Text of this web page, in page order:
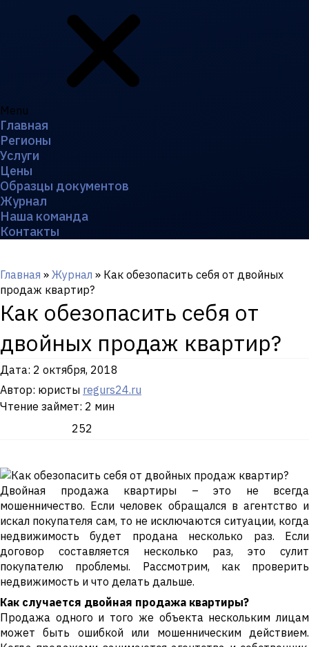
Menu
Главная
Регионы
Услуги
Цены
Образцы документов
Журнал
Наша команда
Контакты
Главная » Журнал » Как обезопасить себя от двойных
продаж квартир?
Как обезопасить себя от
двойных продаж квартир?
Дата: 2 октября, 2018
Автор: юристы regurs24.ru
Чтение займет: 2 мин
252
Двойная продажа квартиры – это не всегда
мошенничество. Если человек обращался в агентство и
искал покупателя сам, то не исключаются ситуации, когда
недвижимость будет продана несколько раз. Если
договор составляется несколько раз, это сулит
покупателю проблемы. Рассмотрим, как проверить
недвижимость и что делать дальше.
Как случается двойная продажа квартиры?
Продажа одного и того же объекта нескольким лицам
может быть ошибкой или мошенническим действием.